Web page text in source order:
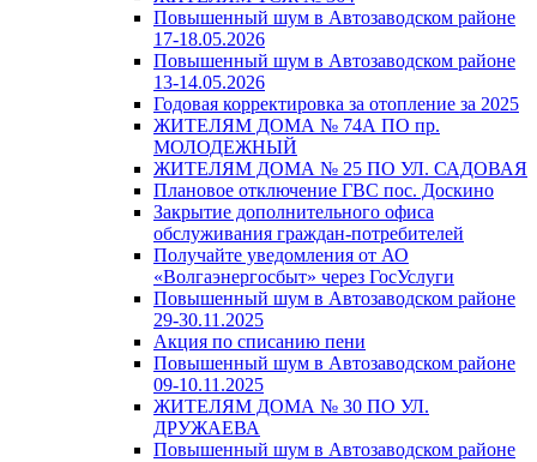
Повышенный шум в Автозаводском районе
17-18.05.2026
Повышенный шум в Автозаводском районе
13-14.05.2026
Годовая корректировка за отопление за 2025
ЖИТЕЛЯМ ДОМА № 74А ПО пр.
МОЛОДЕЖНЫЙ
ЖИТЕЛЯМ ДОМА № 25 ПО УЛ. САДОВАЯ
Плановое отключение ГВС пос. Доскино
Закрытие дополнительного офиса
обслуживания граждан-потребителей
Получайте уведомления от АО
«Волгаэнергосбыт» через ГосУслуги
Повышенный шум в Автозаводском районе
29-30.11.2025
Акция по списанию пени
Повышенный шум в Автозаводском районе
09-10.11.2025
ЖИТЕЛЯМ ДОМА № 30 ПО УЛ.
ДРУЖАЕВА
Повышенный шум в Автозаводском районе